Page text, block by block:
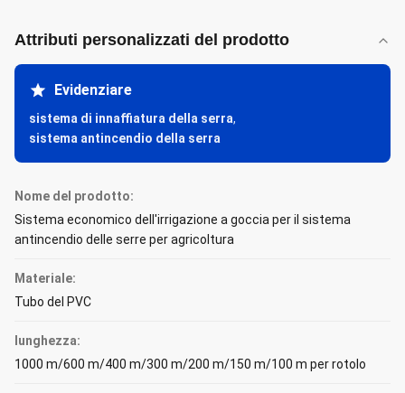
Attributi personalizzati del prodotto
Evidenziare
sistema di innaffiatura della serra,
sistema antincendio della serra
Nome del prodotto:
Sistema economico dell'irrigazione a goccia per il sistema
antincendio delle serre per agricoltura
Materiale:
Tubo del PVC
lunghezza:
1000 m/600 m/400 m/300 m/200 m/150 m/100 m per rotolo